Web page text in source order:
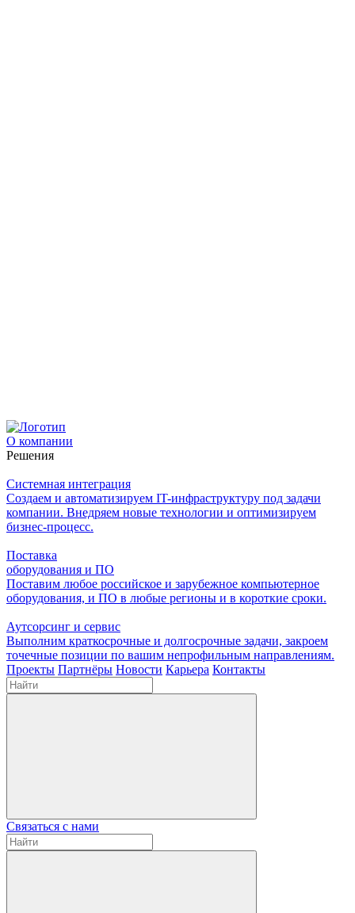
О компании
Решения
Системная интеграция
Создаем и автоматизируем IT-инфраструктуру под задачи
компании. Внедряем новые технологии и оптимизируем
бизнес-процесс.
Поставка
оборудования и ПО
Поставим любое российское и зарубежное компьютерное
оборудования, и ПО в любые регионы и в короткие сроки.
Аутсорсинг и сервис
Выполним краткосрочные и долгосрочные задачи, закроем
точечные позиции по вашим непрофильным направлениям.
Проекты Партнёры Новости Карьера Контакты
Связаться с нами